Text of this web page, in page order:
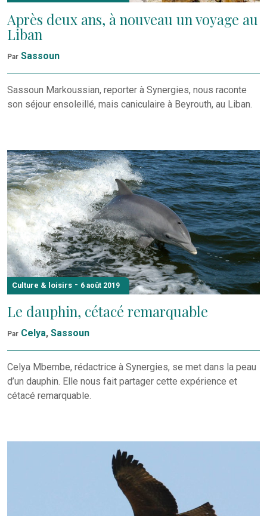
Après deux ans, à nouveau un voyage au
Liban
Par Sassoun
Sassoun Markoussian, reporter à Synergies, nous raconte
son séjour ensoleillé, mais caniculaire à Beyrouth, au Liban.
Culture & loisirs - 6 août 2019
Le dauphin, cétacé remarquable
Par Celya, Sassoun
Celya Mbembe, rédactrice à Synergies, se met dans la peau
d’un dauphin. Elle nous fait partager cette expérience et
cétacé remarquable.